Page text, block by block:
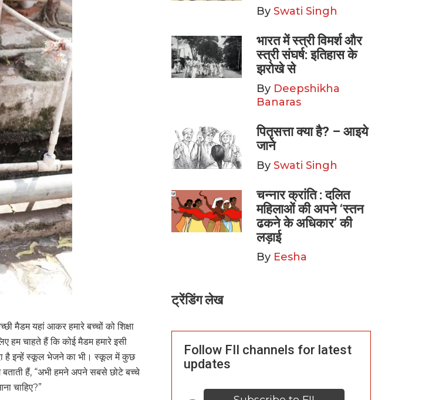
मैडम यहां आकर हमारे बच्चों को शिक्षा
हम चाहते हैं कि कोई मैडम हमारे इसी
है इन्हें स्कूल भेजने का भी। स्कूल में कुछ
हैं, “अभी हमने अपने सबसे छोटे बच्चे
चाहिए?”
By Swati Singh
भारत में स्त्री विमर्श और
स्त्री संघर्ष: इतिहास के
झरोखे से
By Deepshikha
Banaras
पितृसत्ता क्या है? – आइये
जाने
By Swati Singh
चन्नार क्रांति : दलित
महिलाओं की अपने ‘स्तन
ढकने के अधिकार’ की
लड़ाई
By Eesha
ट्रेंडिंग लेख
Follow FII channels for latest
updates